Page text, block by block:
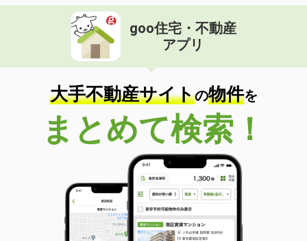
goo住宅・不動産
アプリ
大手不動産サイトの物件を
まとめて検索！